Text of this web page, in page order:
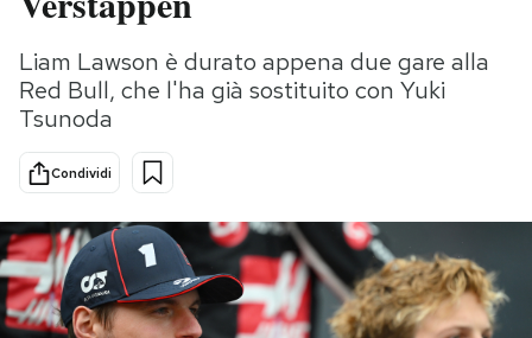
Tecnologia
Scienza
Cultura
Sport
Media
PODCAST
Liam Lawson è durato appena due gare alla
Red Bull, che l'ha già sostituito con Yuki
Tsunoda
Condividi